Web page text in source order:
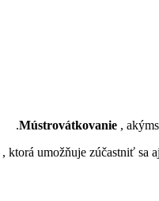
Mústrovátkovanie ,
, ktorá umožňuje zúčastniť sa